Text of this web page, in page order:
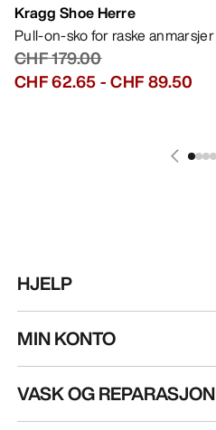
Kragg Shoe Herre
Pull-on-sko for raske anmarsjer
CHF 179.00
CHF 62.65-CHF 89.50
HJELP
MIN KONTO
VASK OG REPARASJON